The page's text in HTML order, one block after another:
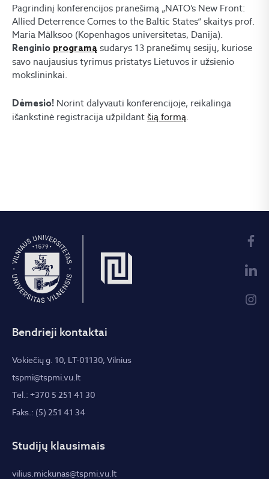
Pagrindinį konferencijos pranešimą „NATO’s New Front:
Allied Deterrence Comes to the Baltic States“ skaitys prof.
Maria Mälksoo (Kopenhagos universitetas, Danija).
Renginio programą sudarys 13 pranešimų sesijų, kuriose
savo naujausius tyrimus pristatys Lietuvos ir užsienio
mokslininkai.
Dėmesio! Norint dalyvauti konferencijoje, reikalinga
išankstinė registracija užpildant šią formą.
Bendrieji kontaktai
Vokiečių g. 10, LT-01130, Vilnius
tspmi@tspmi.vu.lt
Tel.: +370 5 251 41 30
Faks.: (5) 251 41 34
Studijų klausimais
vilius.mickunas@tspmi.vu.lt